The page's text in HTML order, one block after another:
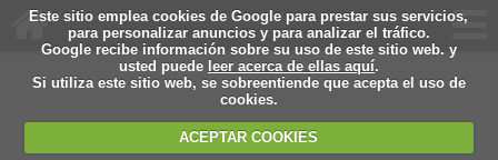
Este sitio emplea cookies de Google para prestar sus servicios,
para personalizar anuncios y para analizar el tráfico.
Google recibe información sobre su uso de este sitio web. y
usted puede leer acerca de ellas aquí.
Si utiliza este sitio web, se sobreentiende que acepta el uso de
cookies.
ACEPTAR COOKIES